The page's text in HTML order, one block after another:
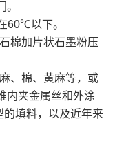
60℃以下。
棉加片状石墨粉压
、棉、黄麻等，或
内夹金属丝和外涂
的填料，以及近年来